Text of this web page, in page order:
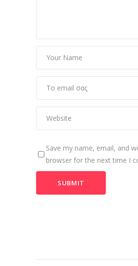
Save my name, email, and
browser for the next time I